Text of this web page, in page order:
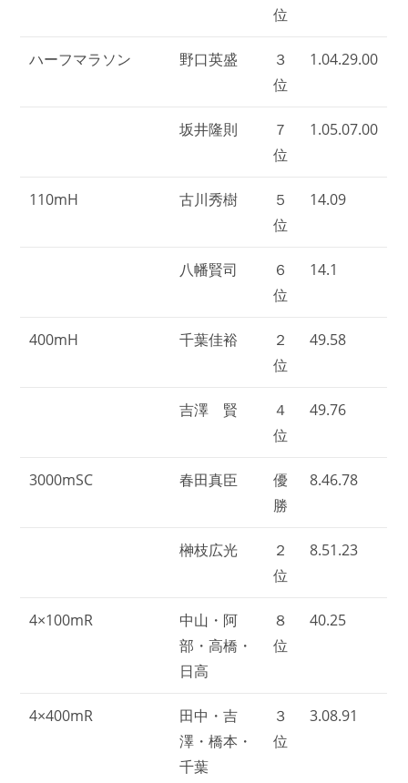
位
ハーフマラソン 野口英盛
３
位
1.04.29.00
坂井隆則
７
位
1.05.07.00
110mH 古川秀樹
５
位
14.09
八幡賢司
６
位
14.1
400mH 千葉佳裕
２
位
49.58
吉澤 賢
４
位
49.76
3000mSC 春田真臣
優
勝
8.46.78
榊枝広光
２
位
8.51.23
4×100mR
中山・阿
部・高橋・
日高
８
位
40.25
4×400mR
田中・吉
澤・橋本・
千葉
３
位
3.08.91